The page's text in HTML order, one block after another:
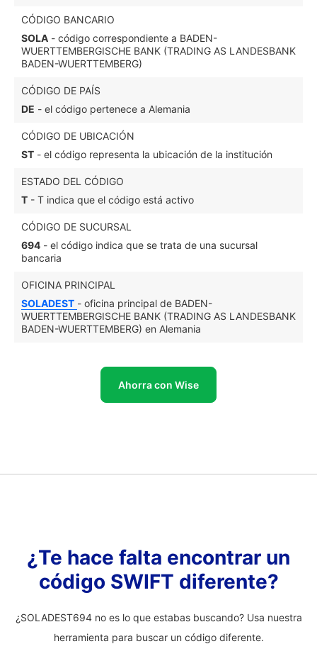
CÓDIGO BANCARIO
SOLA - código correspondiente a BADEN-
WUERTTEMBERGISCHE BANK (TRADING AS LANDESBANK
BADEN-WUERTTEMBERG)
CÓDIGO DE PAÍS
DE - el código pertenece a Alemania
CÓDIGO DE UBICACIÓN
ST - el código representa la ubicación de la institución
ESTADO DEL CÓDIGO
T - T indica que el código está activo
CÓDIGO DE SUCURSAL
694 - el código indica que se trata de una sucursal
bancaria
OFICINA PRINCIPAL
SOLADEST - oficina principal de BADEN-
WUERTTEMBERGISCHE BANK (TRADING AS LANDESBANK
BADEN-WUERTTEMBERG) en Alemania
Ahorra con Wise
¿Te hace falta encontrar un
código SWIFT diferente?
¿SOLADEST694 no es lo que estabas buscando? Usa nuestra
herramienta para buscar un código diferente.